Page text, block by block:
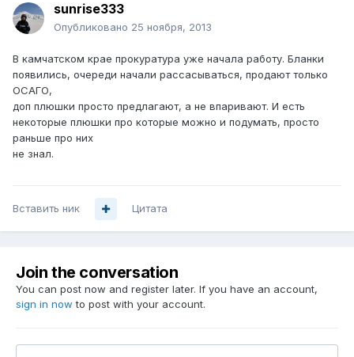
sunrise333
Опубликовано 25 ноября, 2013
В камчатском крае прокуратура уже начала работу. Бланки
появились, очереди начали рассасываться, продают только
ОСАГО,
доп плюшки просто предлагают, а не впаривают. И есть
некоторые плюшки про которые можно и подумать, просто
раньше про них
не знал.
Вставить ник Цитата
Join the conversation
You can post now and register later. If you have an account,
sign in now to post with your account.